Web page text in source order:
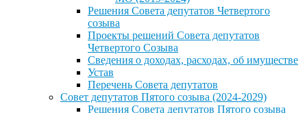
Решения Совета депутатов Четвертого
созыва
Проекты решений Совета депутатов
Четвертого Созыва
Сведения о доходах, расходах, об имуществе
Устав
Перечень Совета депутатов
Совет депутатов Пятого созыва (2024-2029)
Решения Совета депутатов Пятого созыва